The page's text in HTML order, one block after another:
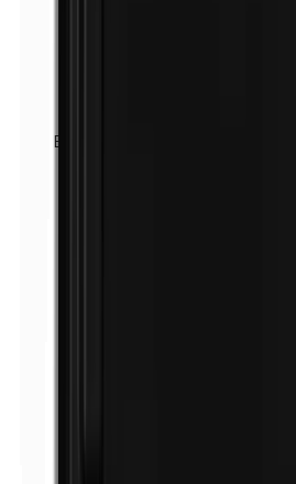
Bálsamo de Perú